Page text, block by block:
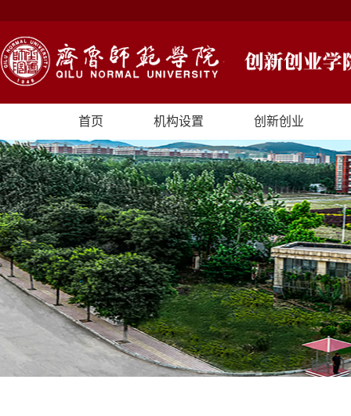
首页 机构设置 创新创业